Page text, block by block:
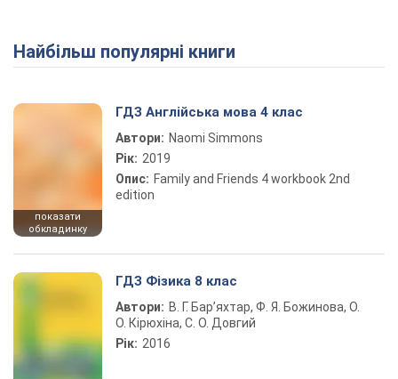
Найбільш популярні книги
показати
обкладинку
ГДЗ Англійська мова 4 клас
Автори: Naomi Simmons
Рік: 2019
Опис: Family and Friends 4 workbook 2nd
edition
ГДЗ Фізика 8 клас
Автори: В. Г. Бар’яхтар, Ф. Я. Божинова, О.
О. Кірюхіна, С. О. Довгий
Рік: 2016